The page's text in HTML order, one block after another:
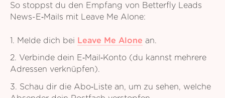
So stoppst du den Empfang von Betterfly Leads
News-E‑Mails mit Leave Me Alone:
1. Melde dich bei Leave Me Alone an.
2. Verbinde dein E‑Mail‑Konto (du kannst mehrere
Adressen verknüpfen).
3. Schau dir die Abo‑Liste an, um zu sehen, welche